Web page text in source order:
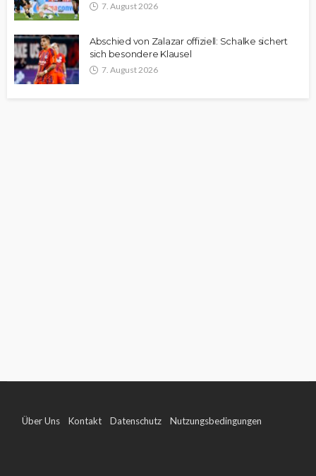
7. August 2026
Abschied von Zalazar offiziell: Schalke sichert
sich besondere Klausel
7. August 2026
Über Uns Kontakt Datenschutz Nutzungsbedingungen